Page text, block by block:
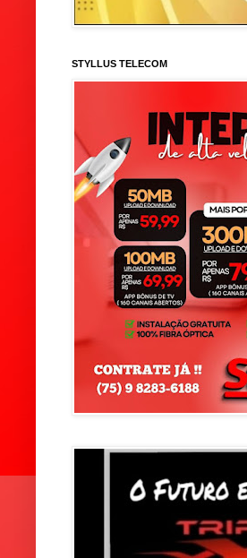
STYLLUS TELECOM